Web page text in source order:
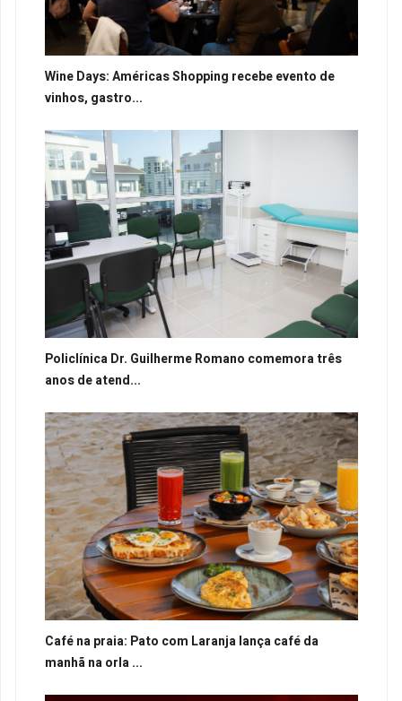
Wine Days: Américas Shopping recebe evento de
vinhos, gastro...
Policlínica Dr. Guilherme Romano comemora três
anos de atend...
Café na praia: Pato com Laranja lança café da
manhã na orla ...